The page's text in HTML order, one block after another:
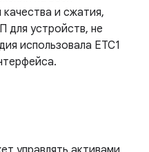
и сжатия,
для устройств, не
использовала ETC1